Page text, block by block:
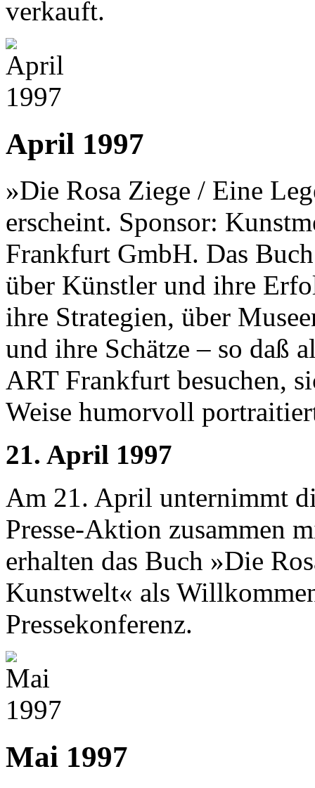
verkauft.
April 1997
»Die Rosa Ziege / Eine
erscheint. Sponsor:
Frankfurt GmbH. Das
über Künstler und ihre
ihre Strategien, über
und ihre Schätze – so daß
ART Frankfurt besuchen,
Weise humorvoll
21. April 1997
Am 21. April unternimmt
Presse-Aktion zusammen
erhalten das Buch »Die
Kunstwelt« als
Pressekonferenz.
Mai 1997